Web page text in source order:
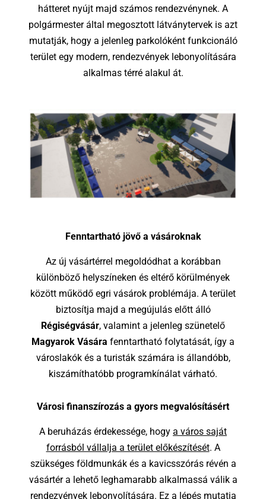
hátteret nyújt majd számos rendezvénynek. A
polgármester által megosztott látványtervek is azt
mutatják, hogy a jelenleg parkolóként funkcionáló
terület egy modern, rendezvények lebonyolítására
alkalmas térré alakul át.
Fenntartható jövő a vásároknak
Az új vásártérrel megoldódhat a korábban
különböző helyszíneken és eltérő körülmények
között működő egri vásárok problémája. A terület
biztosítja majd a megújulás előtt álló
Régiségvásár, valamint a jelenleg szünetelő
Magyarok Vására fenntartható folytatását, így a
városlakók és a turisták számára is állandóbb,
kiszámíthatóbb programkínálat várható.
Városi finanszírozás a gyors megvalósításért
A beruházás érdekessége, hogy a város saját
forrásból vállalja a terület előkészítését. A
szükséges földmunkák és a kavicsszórás révén a
vásártér a lehető leghamarabb alkalmassá válik a
rendezvények lebonyolítására. Ez a lépés mutatja